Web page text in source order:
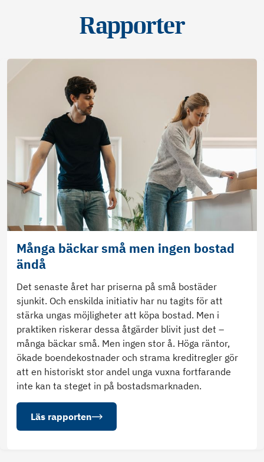
Rapporter
Många bäckar små men ingen bostad
ändå
Det senaste året har priserna på små bostäder
sjunkit. Och enskilda initiativ har nu tagits för att
stärka ungas möjligheter att köpa bostad. Men i
praktiken riskerar dessa åtgärder blivit just det –
många bäckar små. Men ingen stor å. Höga räntor,
ökade boendekostnader och strama kreditregler gör
att en historiskt stor andel unga vuxna fortfarande
inte kan ta steget in på bostadsmarknaden.
Läs rapporten